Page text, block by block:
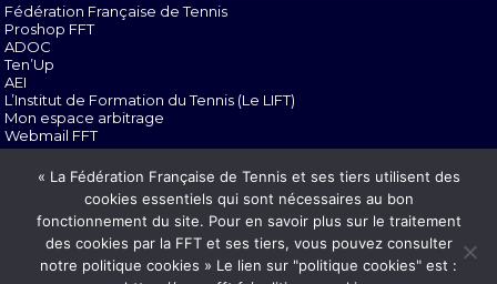
Fédération Française de Tennis
Proshop FFT
ADOC
Ten’Up
AEI
L’Institut de Formation du Tennis (Le LIFT)
Mon espace arbitrage
Webmail FFT
Offres d’emploi
Contact
Mentions Légales
« La Fédération Française de Tennis et ses tiers utilisent des
cookies essentiels qui sont nécessaires au bon
fonctionnement du site. Pour en savoir plus sur le traitement
des cookies par la FFT et ses tiers, vous pouvez consulter
notre politique cookies » Le lien sur "politique cookies" est :